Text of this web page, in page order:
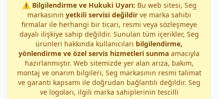
⚠️ Bilgilendirme ve Hukuki Uyarı: Bu web sitesi, Seg
markasının yetkili servisi değildirve marka sahibi
firmalar ile herhangi bir ticari, resmi veya sözleşmeye
dayalı ilişkiye sahip değildir. Sunulan tüm içerikler, Seg
ürünleri hakkında kullanıcıları bilgilendirme,
yönlendirme ve özel servis hizmetleri sunma amacıyla
hazırlanmıştır. Web sitemizde yer alan arıza, bakım,
montaj ve onarım bilgileri, Seg markasının resmi talimat
ve garanti kapsamı ile doğrudan bağlantılı değildir. Seg
ve logoları, ilgili marka sahiplerinin tescilli